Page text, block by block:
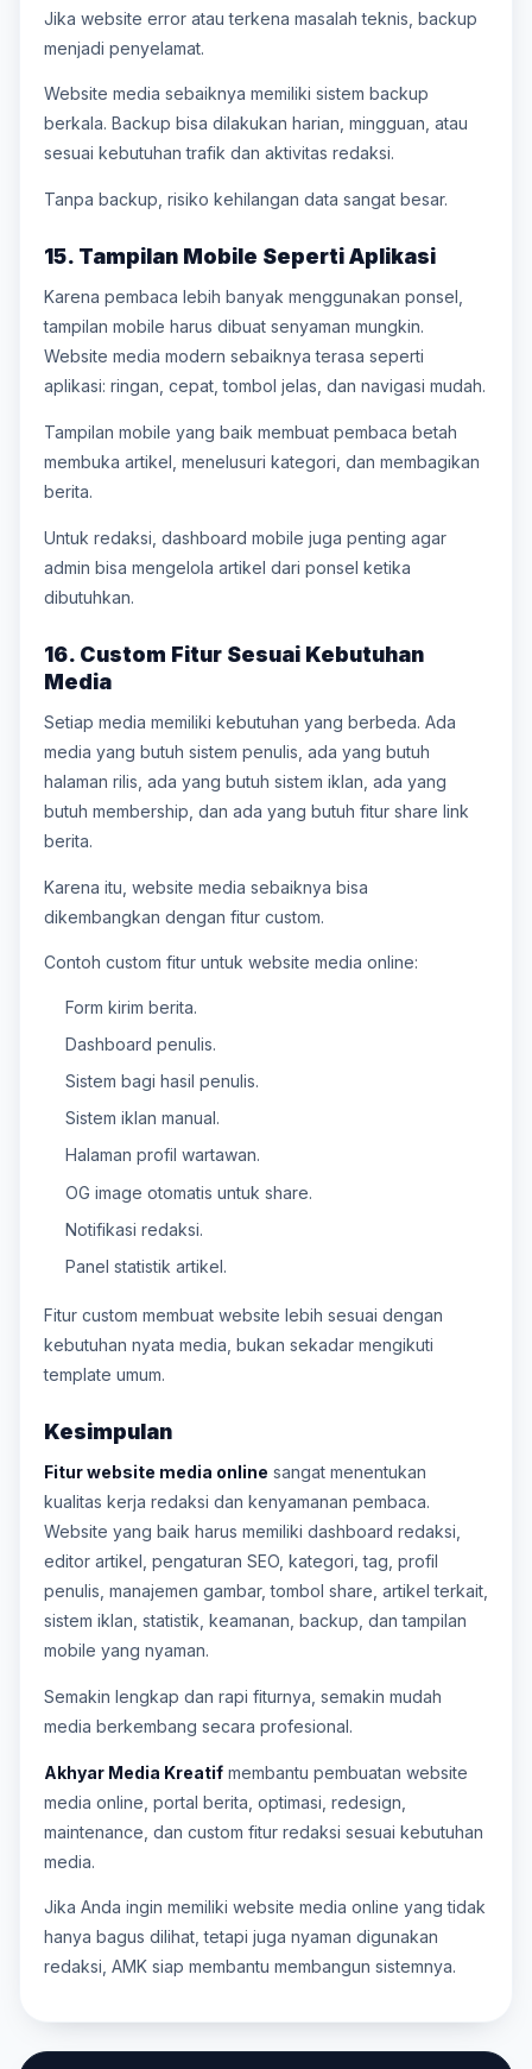
Jika website error atau terkena masalah teknis, backup
menjadi penyelamat.
Website media sebaiknya memiliki sistem backup
berkala. Backup bisa dilakukan harian, mingguan, atau
sesuai kebutuhan trafik dan aktivitas redaksi.
Tanpa backup, risiko kehilangan data sangat besar.
15. Tampilan Mobile Seperti Aplikasi
Karena pembaca lebih banyak menggunakan ponsel,
tampilan mobile harus dibuat senyaman mungkin.
Website media modern sebaiknya terasa seperti
aplikasi: ringan, cepat, tombol jelas, dan navigasi mudah.
Tampilan mobile yang baik membuat pembaca betah
membuka artikel, menelusuri kategori, dan membagikan
berita.
Untuk redaksi, dashboard mobile juga penting agar
admin bisa mengelola artikel dari ponsel ketika
dibutuhkan.
16. Custom Fitur Sesuai Kebutuhan
Media
Setiap media memiliki kebutuhan yang berbeda. Ada
media yang butuh sistem penulis, ada yang butuh
halaman rilis, ada yang butuh sistem iklan, ada yang
butuh membership, dan ada yang butuh fitur share link
berita.
Karena itu, website media sebaiknya bisa
dikembangkan dengan fitur custom.
Contoh custom fitur untuk website media online:
Form kirim berita.
Dashboard penulis.
Sistem bagi hasil penulis.
Sistem iklan manual.
Halaman profil wartawan.
OG image otomatis untuk share.
Notifikasi redaksi.
Panel statistik artikel.
Fitur custom membuat website lebih sesuai dengan
kebutuhan nyata media, bukan sekadar mengikuti
template umum.
Kesimpulan
Fitur website media online sangat menentukan
kualitas kerja redaksi dan kenyamanan pembaca.
Website yang baik harus memiliki dashboard redaksi,
editor artikel, pengaturan SEO, kategori, tag, profil
penulis, manajemen gambar, tombol share, artikel terkait,
sistem iklan, statistik, keamanan, backup, dan tampilan
mobile yang nyaman.
Semakin lengkap dan rapi fiturnya, semakin mudah
media berkembang secara profesional.
Akhyar Media Kreatif membantu pembuatan website
media online, portal berita, optimasi, redesign,
maintenance, dan custom fitur redaksi sesuai kebutuhan
media.
Jika Anda ingin memiliki website media online yang tidak
hanya bagus dilihat, tetapi juga nyaman digunakan
redaksi, AMK siap membantu membangun sistemnya.